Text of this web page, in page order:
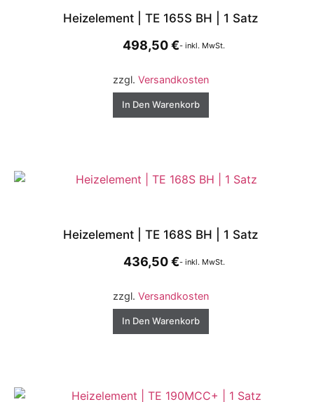
Heizelement | TE 165S BH | 1 Satz
498,50€- inkl. MwSt.
In Den Warenkorb
zzgl. Versandkosten
Heizelement | TE 168S BH | 1 Satz
436,50€- inkl. MwSt.
In Den Warenkorb
zzgl. Versandkosten